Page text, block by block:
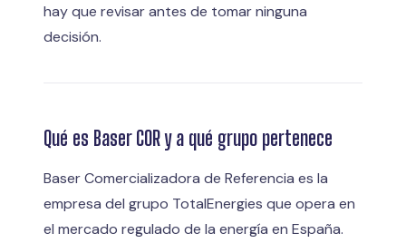
hay que revisar antes de tomar ninguna
decisión.
Qué es Baser COR y a qué grupo pertenece
Baser Comercializadora de Referencia es la
empresa del grupo TotalEnergies que opera en
el mercado regulado de la energía en España.